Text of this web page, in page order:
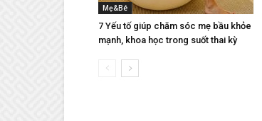
Mẹ&Bé
7 Yếu tố giúp chăm sóc mẹ bầu khỏe
mạnh, khoa học trong suốt thai kỳ